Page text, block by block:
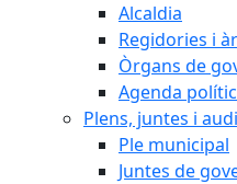
Alcaldia
Regidories i
Òrgans de
Agenda
Plens, juntes i
Ple municipal
Juntes de